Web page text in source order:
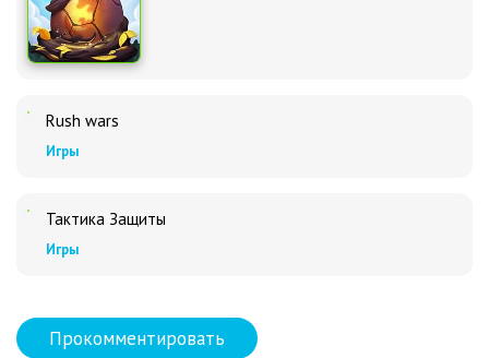
Rush wars
Игры
Тактика Защиты
Игры
Прокомментировать